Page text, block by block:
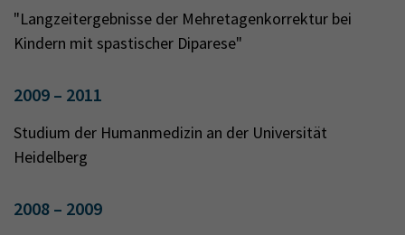
"Langzeitergebnisse der Mehretagenkorrektur bei
Kindern mit spastischer Diparese"
2009 – 2011
Studium der Humanmedizin an der Universität
Heidelberg
2008 – 2009